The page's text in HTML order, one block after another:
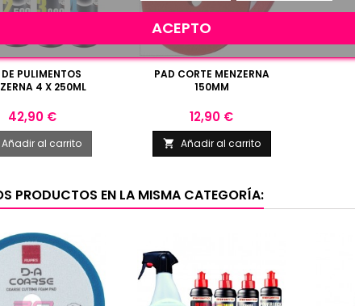
PULIMENTOS
4 X 250ML
Precio
42,90 €
Añadir al carrito
PAD CORTE MENZERNA
150MM
Precio
12,90 €
 Añadir al carrito
PRODUCTOS EN LA MISMA CATEGORÍA:
ACEPTO